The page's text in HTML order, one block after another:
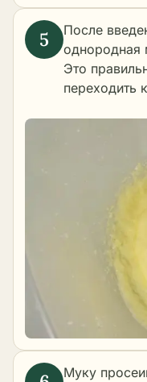
После
однородная
Это
переходить
Муку